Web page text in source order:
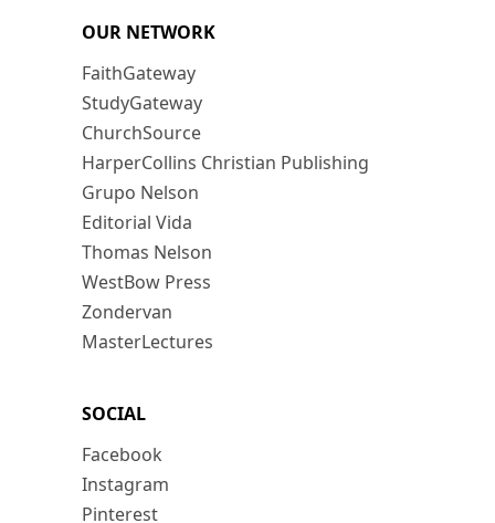
OUR NETWORK
FaithGateway
StudyGateway
ChurchSource
HarperCollins Christian Publishing
Grupo Nelson
Editorial Vida
Thomas Nelson
WestBow Press
Zondervan
MasterLectures
SOCIAL
Facebook
Instagram
Pinterest